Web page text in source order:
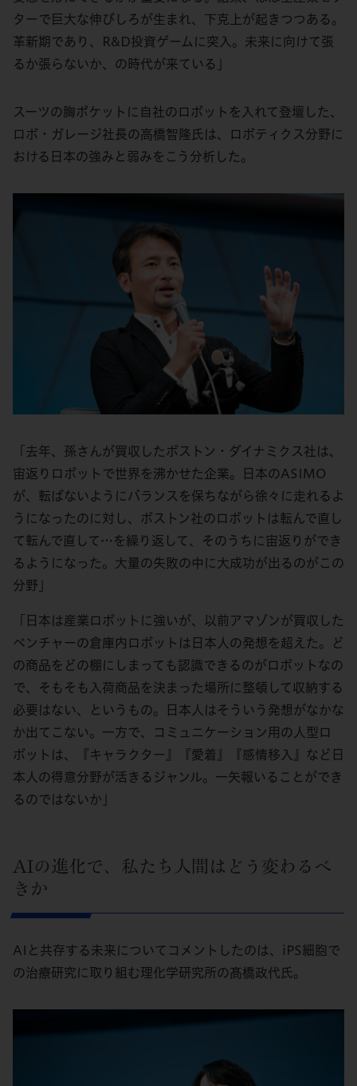
ターで巨大な伸びしろが生まれ、下克上が起きつつある。
革新期であり、R&D投資ゲームに突入。未来に向けて張
るか張らないか、の時代が来ている」
スーツの胸ポケットに自社のロボットを入れて登壇した、
ロボ・ガレージ社長の高橋智隆氏は、ロボティクス分野に
おける日本の強みと弱みをこう分析した。
「去年、孫さんが買収したボストン・ダイナミクス社は、
宙返りロボットで世界を沸かせた企業。日本のASIMO
が、転ばないようにバランスを保ちながら徐々に走れるよ
うになったのに対し、ボストン社のロボットは転んで直し
て転んで直して…を繰り返して、そのうちに宙返りができ
るようになった。大量の失敗の中に大成功が出るのがこの
分野」
「日本は産業ロボットに強いが、以前アマゾンが買収した
ベンチャーの倉庫内ロボットは日本人の発想を超えた。ど
の商品をどの棚にしまっても認識できるのがロボットなの
で、そもそも入荷商品を決まった場所に整頓して収納する
必要はない、というもの。日本人はそういう発想がなかな
か出てこない。一方で、コミュニケーション用の人型ロ
ボットは、『キャラクター』『愛着』『感情移入』など日
本人の得意分野が活きるジャンル。一矢報いることができ
るのではないか」
AIの進化で、私たち人間はどう変わるべ
きか
AIと共存する未来についてコメントしたのは、iPS細胞で
の治療研究に取り組む理化学研究所の髙橋政代氏。